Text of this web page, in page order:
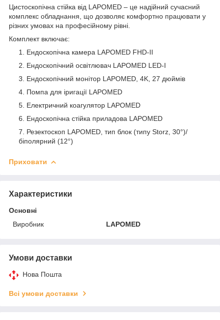
Цистоскопічна стійка від LAPOMED – це надійний сучасний
комплекс обладнання, що дозволяє комфортно працювати у
різних умовах на професійному рівні.
Комплект включає:
Ендоскопічна камера LAPOMED FHD-II
Ендоскопічний освітлювач LAPOMED LED-I
Ендоскопічний монітор LAPOMED, ​​4K, 27 дюймів
Помпа для іригації LAPOMED
Електричний коагулятор LAPOMED
Ендоскопічна стійка приладова LAPOMED
Резектоскоп LAPOMED, ​​тип блок (типу Storz, 30°)/
біполярний (12°)
Приховати
Характеристики
Основні
Виробник
LAPOMED
Умови доставки
Нова Пошта
Всі умови доставки